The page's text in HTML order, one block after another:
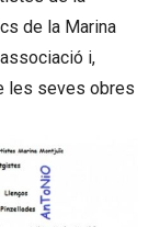
de la Marina
i,
les seves obres